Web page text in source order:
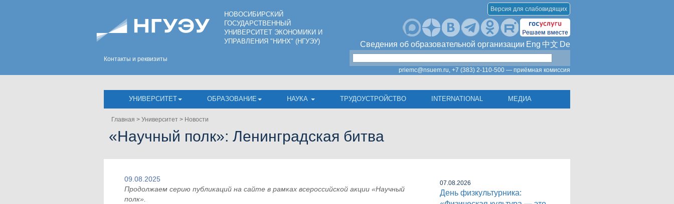
Контакты и реквизиты
НОВОСИБИРСКИЙ
ГОСУДАРСТВЕННЫЙ
УНИВЕРСИТЕТ ЭКОНОМИКИ И
УПРАВЛЕНИЯ "НИНХ" (НГУЭУ)
Версия для слабовидящих
Сведения об образовательной организации Eng 中文 De
priemc@nsuem.ru, +7 (383) 2-110-500 — приёмная комиссия
УНИВЕРСИТЕТ ОБРАЗОВАНИЕ НАУКА ТРУДОУСТРОЙСТВО INTERNATIONAL МЕДИА
Главная > Университет > Новости
«Научный полк»: Ленинградская битва
09.08.2025
Продолжаем серию публикаций на сайте в рамках всероссийской акции «Научный
полк».
07.08.2026
День физкультурника: